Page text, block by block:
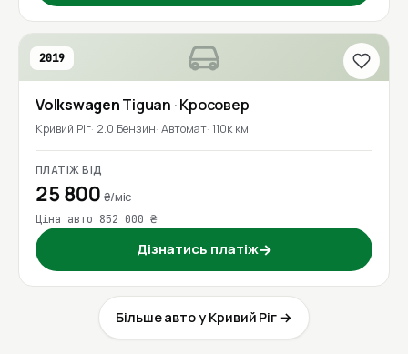
2019
VolkswagenTiguan · Кросовер
Кривий Ріг 2.0 Бензин Автомат 110к км
ПЛАТІЖ ВІД
25 800 ₴/міс
Ціна авто 852 000 ₴
Дізнатись платіж→
Більше авто у Кривий Ріг →